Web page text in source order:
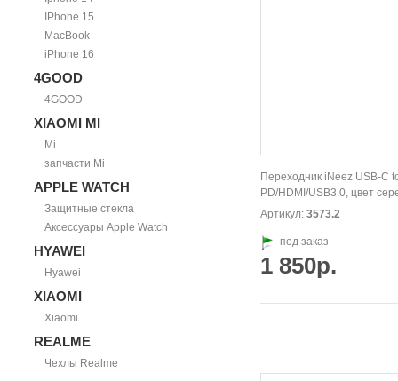
IPhone 15
MacBook
iPhone 16
4GOOD
4GOOD
XIAOMI MI
Mi
запчасти Mi
APPLE WATCH
Защитные стекла
Аксессуары Apple Watch
HYAWEI
Hyawei
XIAOMI
Xiaomi
REALME
Чехлы Realme
Переходник iNeez USB-C
PD/HDMI/USB3.0, цвет
Артикул: 3573.2
под заказ
1 850р.